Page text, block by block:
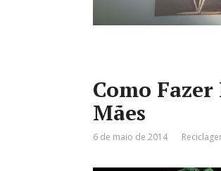
Como
Mães
6 de maio de 2014